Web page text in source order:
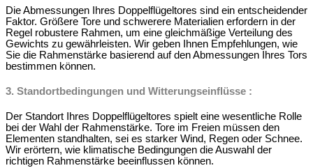
Die Abmessungen Ihres Doppelflügeltores sind ein entscheidender
Faktor. Größere Tore und schwerere Materialien erfordern in der
Regel robustere Rahmen, um eine gleichmäßige Verteilung des
Gewichts zu gewährleisten. Wir geben Ihnen Empfehlungen, wie
Sie die Rahmenstärke basierend auf den Abmessungen Ihres Tors
bestimmen können.
3. Standortbedingungen und Witterungseinflüsse :
Der Standort Ihres Doppelflügeltores spielt eine wesentliche Rolle
bei der Wahl der Rahmenstärke. Tore im Freien müssen den
Elementen standhalten, sei es starker Wind, Regen oder Schnee.
Wir erörtern, wie klimatische Bedingungen die Auswahl der
richtigen Rahmenstärke beeinflussen können.